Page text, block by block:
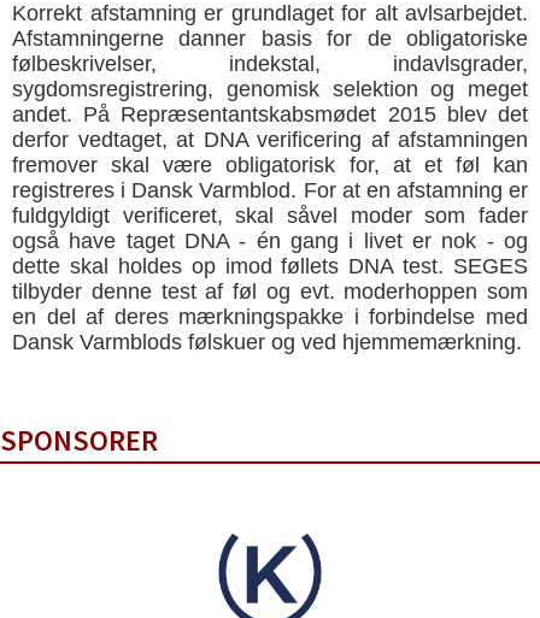
Korrekt afstamning er grundlaget for alt avlsarbejdet.
Afstamningerne danner basis for de obligatoriske
følbeskrivelser, indekstal, indavlsgrader,
sygdomsregistrering, genomisk selektion og meget
andet. På Repræsentantskabsmødet 2015 blev det
derfor vedtaget, at DNA verificering af afstamningen
fremover skal være obligatorisk for, at et føl kan
registreres i Dansk Varmblod. For at en afstamning er
fuldgyldigt verificeret, skal såvel moder som fader
også have taget DNA - én gang i livet er nok - og
dette skal holdes op imod føllets DNA test. SEGES
tilbyder denne test af føl og evt. moderhoppen som
en del af deres mærkningspakke i forbindelse med
Dansk Varmblods følskuer og ved hjemmemærkning.
SPONSORER